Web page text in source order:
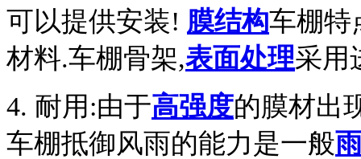
可以提供安装! 膜结构车棚特
材料.车棚骨架,表面处理采用
4. 耐用:由于高强度的膜材出
车棚抵御风雨的能力是一般